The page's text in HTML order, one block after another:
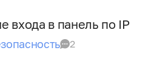
входа в панель по IP
2